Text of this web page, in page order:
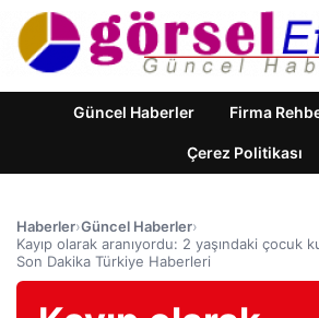
Güncel Haberler Firma
Çerez Politikası
Haberler›Güncel Haberler›
Kayıp olarak aranıyordu: 2 yaşındaki çocuk
Son Dakika Türkiye Haberleri